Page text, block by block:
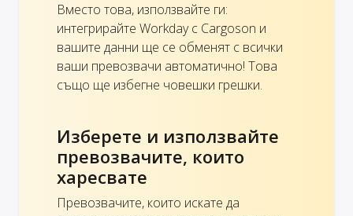
Вместо това, използвайте ги:
интегрирайте Workday с Cargoson и
вашите данни ще се обменят с всички
ваши превозвачи автоматично! Това
също ще избегне човешки грешки.
Изберете и използвайте
превозвачите, които
харесвате
Превозвачите, които искате да